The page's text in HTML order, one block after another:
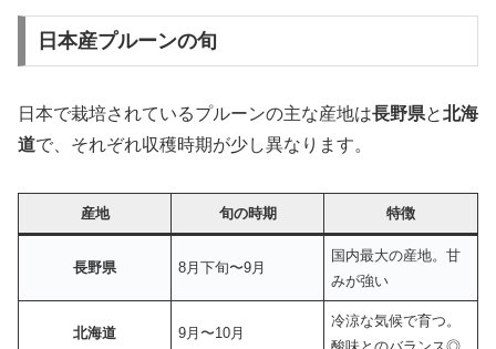
日本産プルーンの旬
日本で栽培されているプルーンの主な産地は長野県と北海
道で、それぞれ収穫時期が少し異なります。
産地 旬の時期 特徴
長野県 8月下旬〜9月
国内最大の産地。甘
みが強い
北海道 9月〜10月
冷涼な気候で育つ。